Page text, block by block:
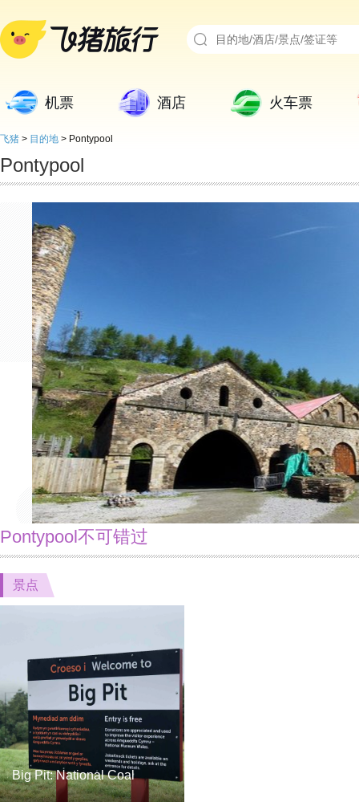
机票 酒店 火车票
飞猪 > 目的地 > Pontypool
Pontypool
Pontypool不可错过
景点
Big Pit: National Coal
Museum